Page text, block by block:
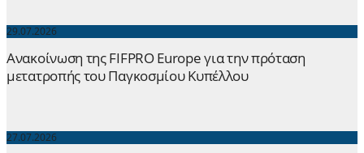
29.07.2026
Ανακοίνωση της FIFPRO Europe για την πρόταση
μετατροπής του Παγκοσμίου Κυπέλλου
27.07.2026